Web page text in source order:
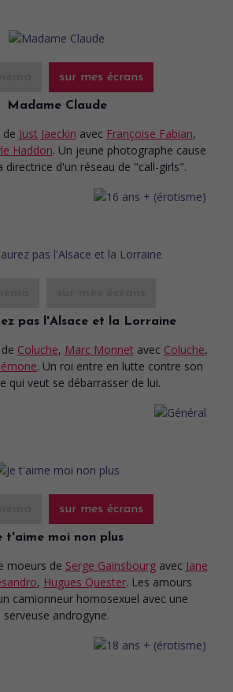
sur mes écrans
Madame Claude
de Just Jaeckin avec Françoise Fabian,
Haddon. Un jeune photographe cause
directrice d'un réseau de "call-girls".
pas l'Alsace et la Lorraine
de Coluche, Marc Monnet avec Coluche,
. Un roi entre en lutte contre son
qui veut se débarrasser de lui.
sur mes écrans
t'aime moi non plus
moeurs de Serge Gainsbourg avec Jane
, Hugues Quester. Les amours
camionneur homosexuel avec une
serveuse androgyne.